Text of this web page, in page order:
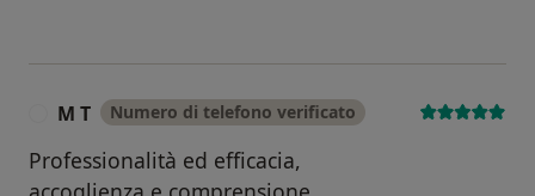
M T Numero di telefono verificato
Professionalità ed efficacia,